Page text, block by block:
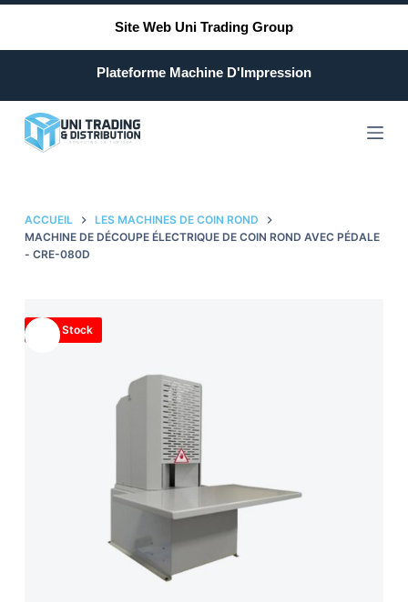
Site Web Uni Trading Group
Plateforme Machine D'Impression
e
o
n
n
ACCUEIL
LES MACHINES DE COIN ROND
MACHINE DE DÉCOUPE ÉLECTRIQUE DE COIN ROND AVEC PÉDALE
- CRE-080D
Hors Stock